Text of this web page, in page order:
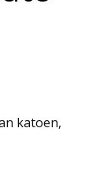
katoen,